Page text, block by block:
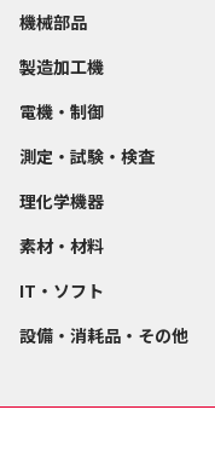
機械部品
製造加工機
電機・制御
測定・試験・検査
理化学機器
素材・材料
IT・ソフト
設備・消耗品・その他